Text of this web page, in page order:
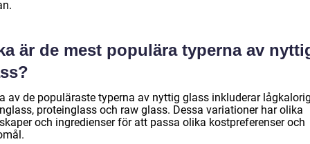
är de mest populära typerna av
av de populäraste typerna av nyttig glass inkluderar
proteinglass och raw glass. Dessa variationer har olika
och ingredienser för att passa olika kostpreferenser och